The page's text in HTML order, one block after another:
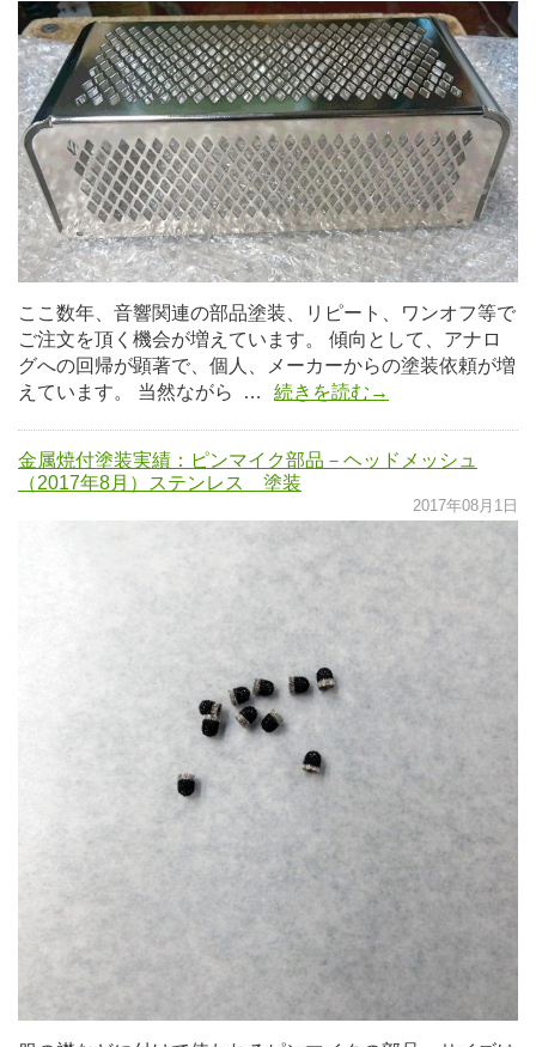
ここ数年、音響関連の部品塗装、リピート、ワンオフ等で
ご注文を頂く機会が増えています。 傾向として、アナロ
グへの回帰が顕著で、個人、メーカーからの塗装依頼が増
えています。 当然ながら …
続きを読む→
金属焼付塗装実績：ピンマイク部品－ヘッドメッシュ
（2017年8月）ステンレス 塗装
2017年08月1日